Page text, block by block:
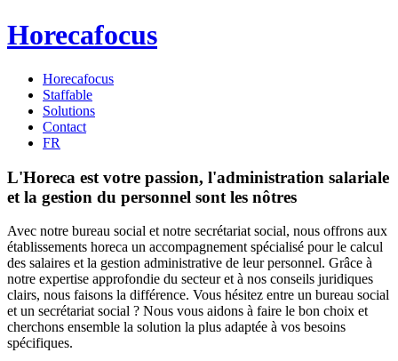
Horecafocus
Horecafocus
Staffable
Solutions
Contact
FR
L'Horeca est votre passion, l'administration salariale
et la gestion du personnel sont les nôtres
Avec notre bureau social et notre secrétariat social, nous offrons aux
établissements horeca un accompagnement spécialisé pour le calcul
des salaires et la gestion administrative de leur personnel. Grâce à
notre expertise approfondie du secteur et à nos conseils juridiques
clairs, nous faisons la différence. Vous hésitez entre un bureau social
et un secrétariat social ? Nous vous aidons à faire le bon choix et
cherchons ensemble la solution la plus adaptée à vos besoins
spécifiques.